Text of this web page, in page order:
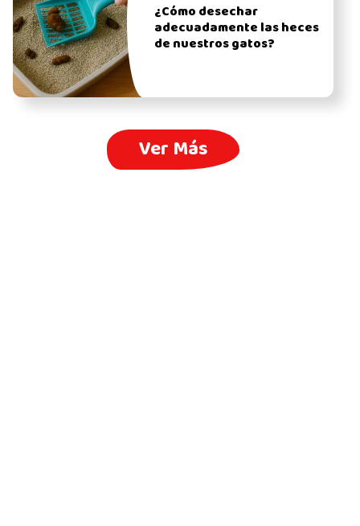
¿Cómo desechar
adecuadamente las heces
de nuestros gatos?
Ver Más